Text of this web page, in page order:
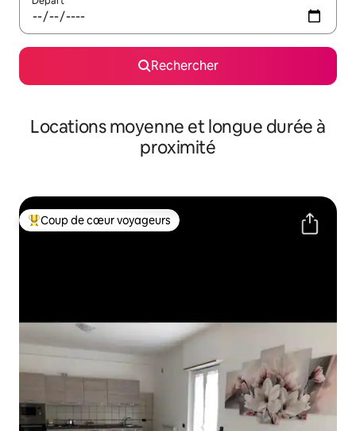
Rechercher
Locations moyenne et longue durée à
proximité
Coups de cœur voyageurs les plus appréciés
Coup de cœur voyageurs